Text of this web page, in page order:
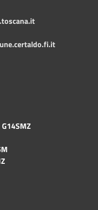
G14SMZ